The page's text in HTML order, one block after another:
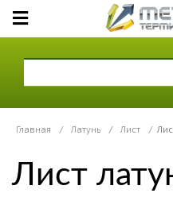
Главная / Латунь / Лист /
Лист